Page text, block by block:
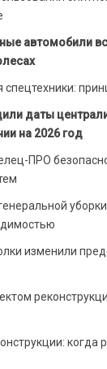
автомобили
спецтехники:
даты
на 2026 год
ПРО
изменили
когда